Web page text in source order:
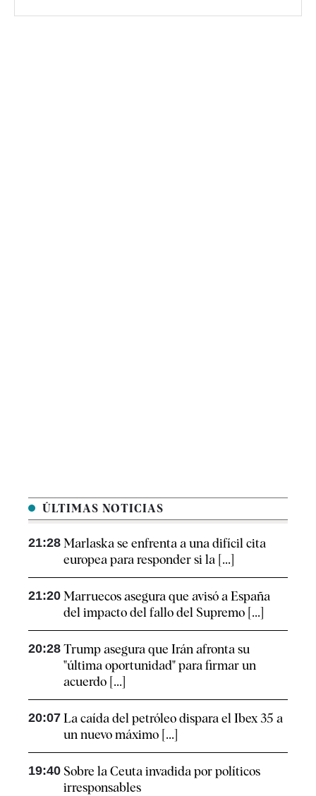
ÚLTIMAS NOTICIAS
21:28 Marlaska se enfrenta a una difícil cita
europea para responder si la [...]
21:20 Marruecos asegura que avisó a España
del impacto del fallo del Supremo [...]
20:28 Trump asegura que Irán afronta su
"última oportunidad" para firmar un
acuerdo [...]
20:07 La caída del petróleo dispara el Ibex 35 a
un nuevo máximo [...]
19:40 Sobre la Ceuta invadida por políticos
irresponsables